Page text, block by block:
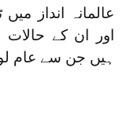
عالمانہ انداز
اور ان کے
ہیں جن سے عام